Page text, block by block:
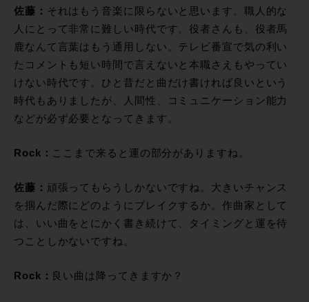
佐藤： それはもう音楽に限らないと思います。職人的な
人にとって非常に難しい時代です。役者さんも、役者馬
鹿なんて言葉はもう通用しない。テレビ番宣で気の利い
たコメントも短い時間で言えないと本職さえもやってい
けない時代です。ひと昔だと曲だけ書ければ良いという
時代もありましたが、人間性、コミュニケーション能力
などが必ず必要となってきます。
Rock： ここまで来ると運の部分がありますね。
佐藤： 頑張ってもらうしかないですね。大きいチャンス
を掴んだ際にどのようにブレイクするか。作曲家として
は、いい曲をとにかく書き続けて、タイミングと運を待
つことしかないですね。
Rock： 良い曲は降ってきますか？